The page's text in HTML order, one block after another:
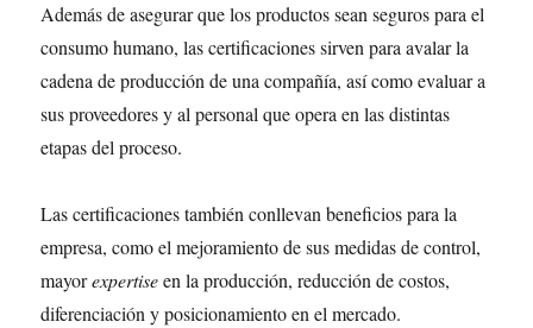
Además de asegurar que los productos sean seguros para el
consumo humano, las certificaciones sirven para avalar la
cadena de producción de una compañía, así como evaluar a
sus proveedores y al personal que opera en las distintas
etapas del proceso.
Las certificaciones también conllevan beneficios para la
empresa, como el mejoramiento de sus medidas de control,
mayorexpertiseen la producción, reducción de costos,
diferenciación y posicionamiento en el mercado.